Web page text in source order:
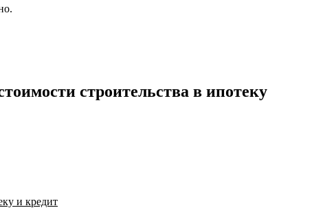
строительства в ипотеку
и кредит